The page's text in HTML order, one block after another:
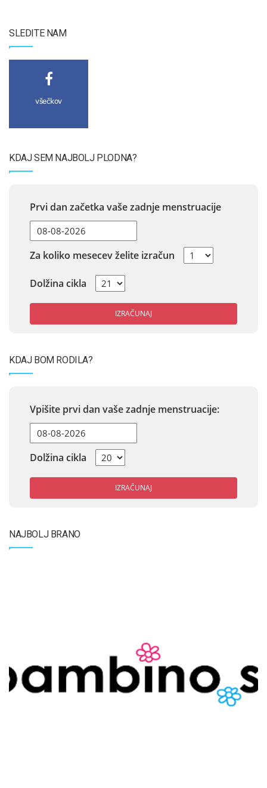
SLEDITE NAM
všečkov
KDAJ SEM NAJBOLJ PLODNA?
Prvi dan začetka vaše zadnje menstruacije
Za koliko mesecev želite izračun
Dolžina cikla
IZRAČUNAJ
KDAJ BOM RODILA?
Vpišite prvi dan vaše zadnje menstruacije:
Dolžina cikla
IZRAČUNAJ
NAJBOLJ BRANO